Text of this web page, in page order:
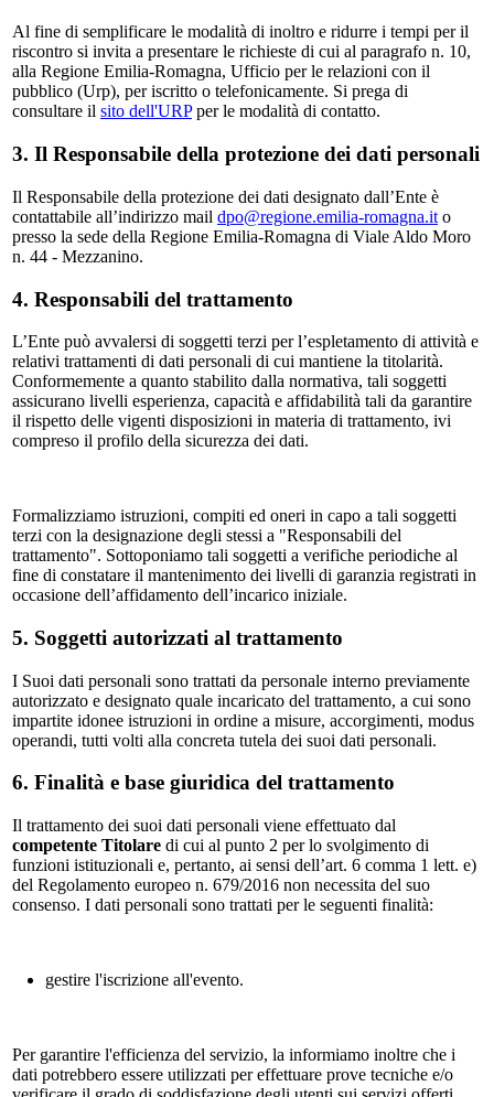
Al fine di semplificare le modalità di inoltro e ridurre i tempi per il
riscontro si invita a presentare le richieste di cui al paragrafo n. 10,
alla Regione Emilia-Romagna, Ufficio per le relazioni con il
pubblico (Urp), per iscritto o telefonicamente. Si prega di
consultare il sito dell'URPper le modalità di contatto.
3. Il Responsabile della protezione dei dati personali
Il Responsabile della protezione dei dati designato dall’Ente è
contattabile all’indirizzo mail dpo@regione.emilia-romagna.it o
presso la sede della Regione Emilia-Romagna di Viale Aldo Moro
n. 44 - Mezzanino.
4. Responsabili del trattamento
L’Ente può avvalersi di soggetti terzi per l’espletamento di attività e
relativi trattamenti di dati personali di cui mantiene la titolarità.
Conformemente a quanto stabilito dalla normativa, tali soggetti
assicurano livelli esperienza, capacità e affidabilità tali da garantire
il rispetto delle vigenti disposizioni in materia di trattamento, ivi
compreso il profilo della sicurezza dei dati.
Formalizziamo istruzioni, compiti ed oneri in capo a tali soggetti
terzi con la designazione degli stessi a "Responsabili del
trattamento". Sottoponiamo tali soggetti a verifiche periodiche al
fine di constatare il mantenimento dei livelli di garanzia registrati in
occasione dell’affidamento dell’incarico iniziale.
5. Soggetti autorizzati al trattamento
I Suoi dati personali sono trattati da personale interno previamente
autorizzato e designato quale incaricato del trattamento, a cui sono
impartite idonee istruzioni in ordine a misure, accorgimenti, modus
operandi, tutti volti alla concreta tutela dei suoi dati personali.
6. Finalità e base giuridica del trattamento
Il trattamento dei suoi dati personali viene effettuato dal
competente Titolare di cui al punto 2 per lo svolgimento di
funzioni istituzionali e, pertanto, ai sensi dell’art. 6 comma 1 lett. e)
del Regolamento europeo n. 679/2016 non necessita del suo
consenso. I dati personali sono trattati per le seguenti finalità:
gestire l'iscrizione all'evento.
Per garantire l'efficienza del servizio, la informiamo inoltre che i
dati potrebbero essere utilizzati per effettuare prove tecniche e/o